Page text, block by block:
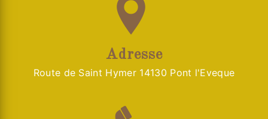
Adresse
Route de Saint Hymer 14130 Pont l'Eveque